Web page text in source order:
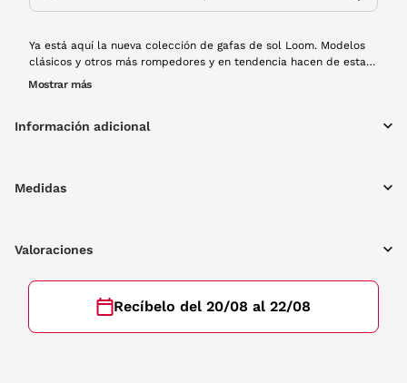
Ya está aquí la nueva colección de gafas de sol Loom. Modelos
clásicos y otros más rompedores y en tendencia hacen de esta
colección primaveral una delicia para los amantes de las gafas
Mostrar más
Información adicional
Medidas
Valoraciones
Recíbelo del 20/08 al 22/08